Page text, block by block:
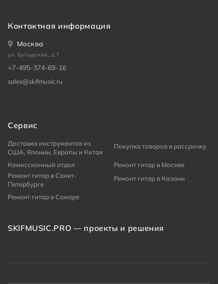
Контактная информация
Москва
ул. Бутырская, д.7
+7-495-374-69-16
sales@skifmusic.ru
Сервис
Доставка инструментов из
США, Японии, Европы и Китая
Покупка товаров в рассрочку
Комиссионный отдел
Ремонт гитар в Москве
Ремонт гитар в Санкт-
Петербурге
Ремонт гитар в Казани
Ремонт гитар в Самаре
SKIFMUSIC.PRO — проекты и решения